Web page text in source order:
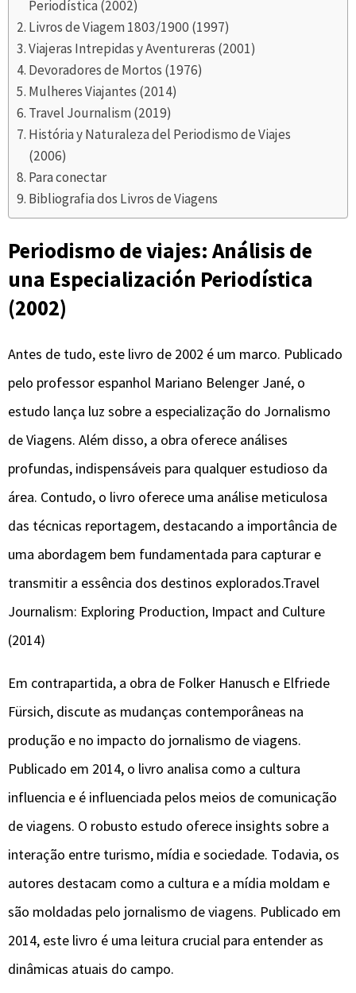
Periodística (2002)
Livros de Viagem 1803/1900 (1997)
Viajeras Intrepidas y Aventureras (2001)
Devoradores de Mortos (1976)
Mulheres Viajantes (2014)
Travel Journalism (2019)
História y Naturaleza del Periodismo de Viajes
(2006)
Para conectar
Bibliografia dos Livros de Viagens
Periodismo de viajes: Análisis de
una Especialización Periodística
(2002)
Antes de tudo, este livro de 2002 é um marco. Publicado
pelo professor espanhol Mariano Belenger Jané, o
estudo lança luz sobre a especialização do Jornalismo
de Viagens. Além disso, a obra oferece análises
profundas, indispensáveis para qualquer estudioso da
área. Contudo, o livro oferece uma análise meticulosa
das técnicas reportagem, destacando a importância de
uma abordagem bem fundamentada para capturar e
transmitir a essência dos destinos explorados.Travel
Journalism: Exploring Production, Impact and Culture
(2014)
Em contrapartida, a obra de Folker Hanusch e Elfriede
Fürsich, discute as mudanças contemporâneas na
produção e no impacto do jornalismo de viagens.
Publicado em 2014, o livro analisa como a cultura
influencia e é influenciada pelos meios de comunicação
de viagens. O robusto estudo oferece insights sobre a
interação entre turismo, mídia e sociedade. Todavia, os
autores destacam como a cultura e a mídia moldam e
são moldadas pelo jornalismo de viagens. Publicado em
2014, este livro é uma leitura crucial para entender as
dinâmicas atuais do campo.